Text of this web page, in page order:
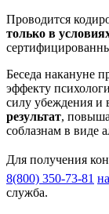
Проводится
только в
Беседа накануне
эффекту
силу убеждения и
результат,
соблазнам в виде
Для получения
8(800) 350-73-81
служба.